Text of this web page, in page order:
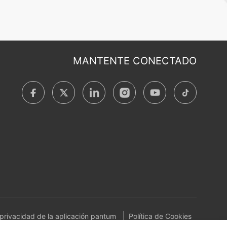
MANTENTE CONECTADO
de la aplicación pantum Política de Cookies